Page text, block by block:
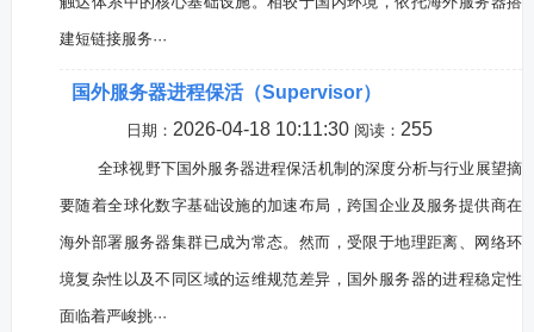
建短链接服务···
国外服务器进程保活（Supervisor）
日期： 2026-04-18 10:11:30 阅读： 255
全球视野下国外服务器进程保活机制的深度分析与行业展望摘
要随着全球化数字基础设施的加速布局，跨国企业及服务提供商在
海外部署服务器集群已成为常态。然而，受限于地理距离、网络环
境复杂性以及不同区域的运维规范差异，国外服务器的进程稳定性
面临着严峻挑···